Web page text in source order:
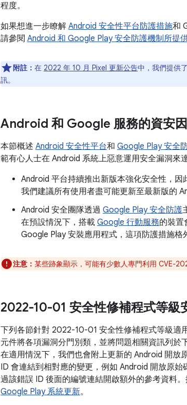
程度。
如果想進一步瞭解 Android 安全性平台防護措施和
請參閱 Android 和 Google Play 安全防護機制所提
附註： 在 2022 年 10 月 Pixel 更新公告中，我們提供
訊。
Android 和 Google 服務的資安
本節概述 Android 安全性平台和 Google Play 安全
範有心人士在 Android 系統上惡意運用安全漏洞來
Android 平台持續推出新版本強化安全性，因
我們建議所有使用者盡可能更新至最新版的
Android 安全團隊透過 Google Play 安全防護
在預設情況下，搭載 Google 行動服務的裝置
Google Play 安裝應用程式，這項防護措施格
注意： 某些跡象顯示，可能有少數人專門利用 CVE-
2022-10-01 安全性修補程式等級
下列各節針對 2022-10-01 安全性修補程式等級適
元件將各項漏洞分門別類，並將問題相關資訊列於
在適用情況下，我們也會附上更新的 Android 開放
ID 會連結到相對應的變更，例如 Android 開放原
過該錯誤 ID 後面的編號連結開啟額外的參考資料
Google Play 系統更新。